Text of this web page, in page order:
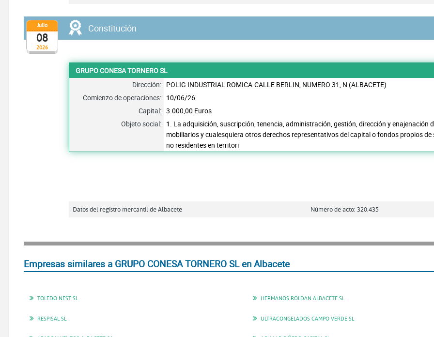
2026
Julio
08
Constitución
GRUPO CONESA TORNERO SL
Dirección: POLIG INDUSTRIAL ROMICA-CALLE BERLIN, NUMERO 31, N (ALBACETE)
Comienzo de operaciones: 10/06/26
Capital: 3.000,00 Euros
Objeto social: 1. La adquisición, suscripción, tenencia, administración, gestión, dirección y enajenación
mobiliarios y cualesquiera otros derechos representativos del capital o fondos propios
no residentes en territori
Datos del registro mercantil de Albacete Número de acto: 320.435
Empresas similares a GRUPO CONESA TORNERO SL en Albacete
TOLEDO NEST SL HERMANOS ROLDAN ALBACETE SL
RESPISAL SL ULTRACONGELADOS CAMPO VERDE SL